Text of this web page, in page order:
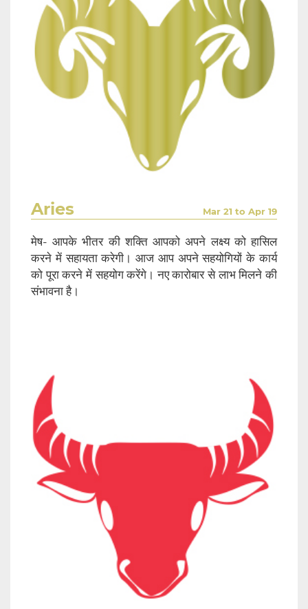
Aries Mar 21 to Apr 19
मेष- आपके भीतर की शक्ति आपको अपने लक्ष्य को हासिल
करने में सहायता करेगी। आज आप अपने सहयोगियों के कार्य
को पूरा करने में सहयोग करेंगे। नए कारोबार से लाभ मिलने की
संभावना है।